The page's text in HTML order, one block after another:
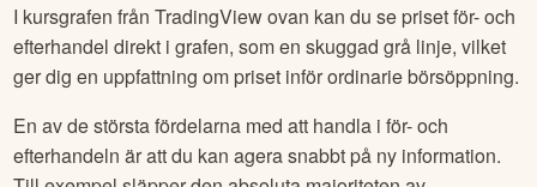
I kursgrafen från TradingView ovan kan du se priset för- och
efterhandel direkt i grafen, som en skuggad grå linje, vilket
ger dig en uppfattning om priset inför ordinarie börsöppning.
En av de största fördelarna med att handla i för- och
efterhandeln är att du kan agera snabbt på ny information.